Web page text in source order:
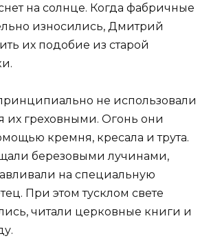
на солнце. Когда фабричные
износились, Дмитрий
их подобие из старой
не использовали
их греховными. Огонь они
кремня, кресала и трута.
березовыми лучинами,
на специальную
При этом тусклом свете
читали церковные книги и